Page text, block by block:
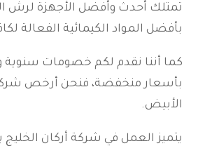
تمتلك أحدث وأفضل الأجهزة لرش
بأفضل المواد الكيمائية الفعالة
كما أننا نقدم لكم خصومات
بأسعار منخفضة، فنحن أرخص
الأبيض.
يتميز العمل في شركة أركان الخليج